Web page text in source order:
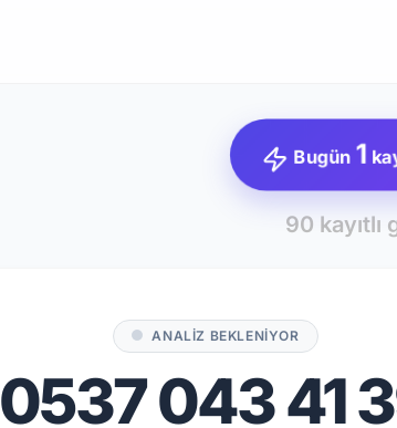
Bugün1
90 kayıtlı
ANALİZ BEKLENİYOR
0537 043 41